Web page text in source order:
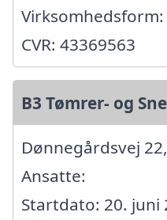
CVR: 43369563
B3 Tømrer- og
Dønnegårdsvej
Ansatte:
Startdato: 20. juni